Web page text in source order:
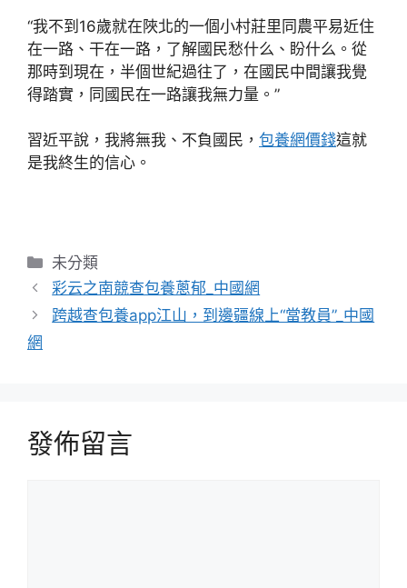
“我不到16歲就在陜北的一個小村莊里同農平易近住
在一路、干在一路，了解國民愁什么、盼什么。從
那時到現在，半個世紀過往了，在國民中間讓我覺
得踏實，同國民在一路讓我無力量。”
習近平說，我將無我、不負國民， 包養網價錢這就
是我終生的信心。
分
類
未分類
彩云之南競查包養蔥郁_中國網
跨越查包養app江山，到邊疆線上“當教員”_中國
網
發佈留言